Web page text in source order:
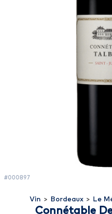
#000897
Vin > Bordeaux > Le
Connétable